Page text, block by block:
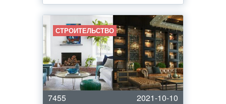
СТРОИТЕЛЬСТВО
7455
2021-10-10